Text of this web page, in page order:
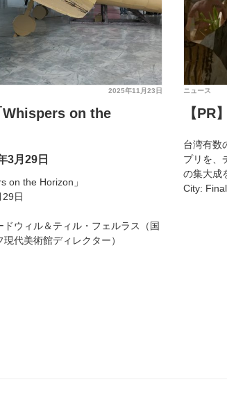
2025年11月23日
Whispers on the
3月29日
on the Horizon」
日
ウィル＆ティル・フェルラス（国
代美術館ディレクター）
ニュース
【PR
台湾有数
プリを、
の集大成
City: